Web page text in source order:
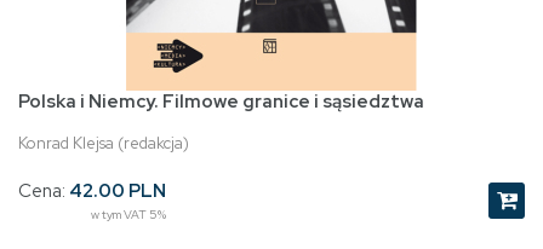
Polska i Niemcy. Filmowe granice i sąsiedztwa
Konrad Klejsa (redakcja)
Cena: 42.00 PLN
w tym VAT 5%